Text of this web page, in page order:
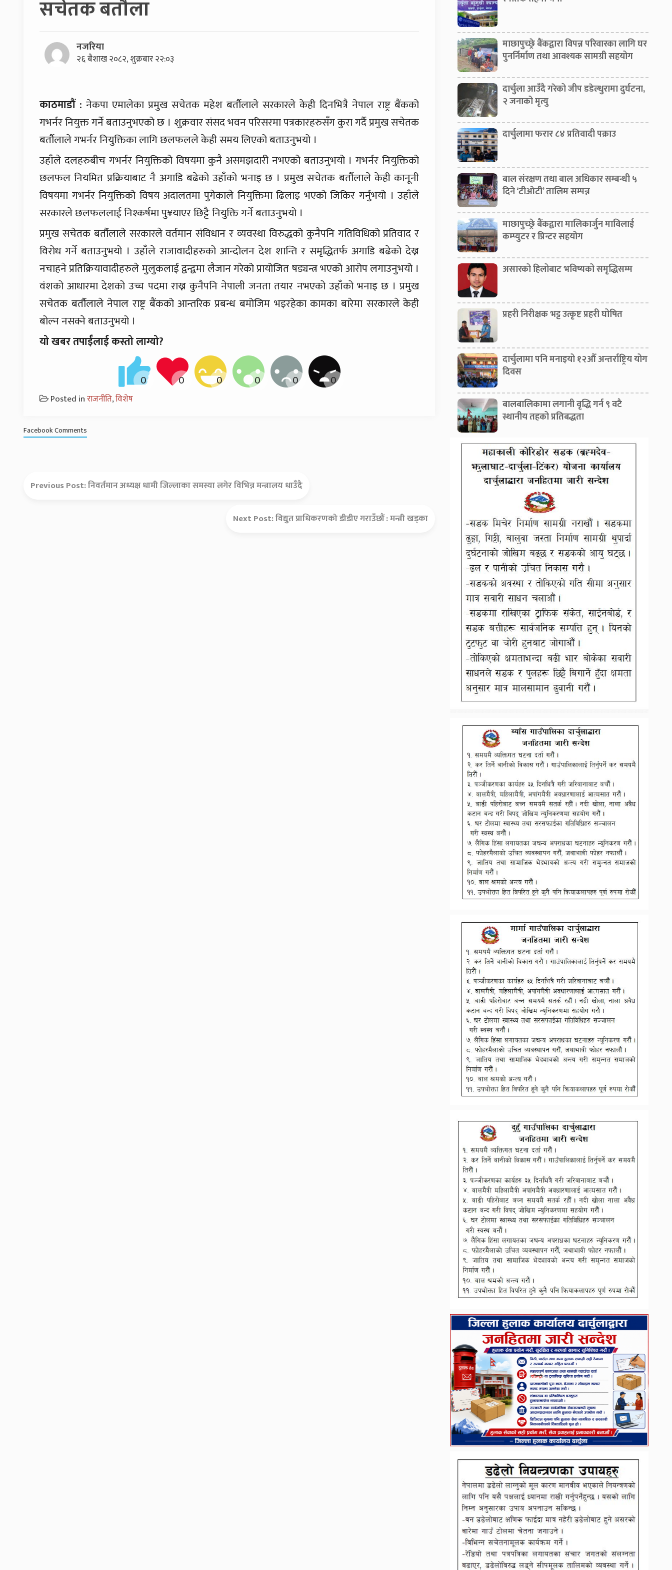
सचेतक बतौला
नजरिया
२६ बैशाख २०८२, शुक्रबार २२:०३
काठमाडौं : नेकपा एमालेका प्रमुख सचेतक महेश बर्तौलाले सरकारले केही दिनभित्रै नेपाल राष्ट्र बैंकको
गभर्नर नियुक्त गर्ने बताउनुभएको छ । शुक्रवार संसद भवन परिसरमा पत्रकारहरुसँग कुरा गर्दै प्रमुख सचेतक
बर्तौलाले गभर्नर नियुक्तिका लागि छलफलले केही समय लिएको बताउनुभयो ।
उहाँले दलहरुबीच गभर्नर नियुक्तिको विषयमा कुनै असमझदारी नभएको बताउनुभयो । गभर्नर नियुक्तिको
छलफल नियमित प्रक्रियाबाट नै अगाडि बढेको उहाँको भनाइ छ । प्रमुख सचेतक बर्तौलाले केही कानूनी
विषयमा गभर्नर नियुक्तिको विषय अदालतमा पुगेकाले नियुक्तिमा ढिलाइ भएको जिकिर गर्नुभयो । उहाँले
सरकारले छलफललाई निश्कर्षमा पु¥याएर छिट्टै नियुक्ति गर्ने बताउनुभयो ।
प्रमुख सचेतक बर्तौलाले सरकारले वर्तमान संविधान र व्यवस्था विरुद्धको कुनैपनि गतिविधिको प्रतिवाद र
विरोध गर्ने बताउनुभयो । उहाँले राजावादीहरुको आन्दोलन देश शान्ति र समृद्धितर्फ अगाडि बढेको देख्न
नचाहने प्रतिक्रियावादीहरुले मुलुकलाई द्वन्द्वमा लैजान गरेको प्रायोजित षड्यन्त्र भएको आरोप लगाउनुभयो ।
वंशको आधारमा देशको उच्च पदमा राख्न कुनैपनि नेपाली जनता तयार नभएको उहाँको भनाइ छ । प्रमुख
सचेतक बर्तौलाले नेपाल राष्ट्र बैंकको आन्तरिक प्रबन्ध बमोजिम भइरहेका कामका बारेमा सरकारले केही
बोल्न नसक्ने बताउनुभयो ।
यो खबर तपाईंलाई कस्तो लाग्यो?
Posted inराजनीति,विशेष
Facebook Comments
Previous Post:निवर्तमान अध्यक्ष धामी जिल्लाका समस्या लगेर विभिन्न मन्त्रालय धाउँदै
Next Post:विद्युत प्राधिकरणको डीडीए गराउँछौं : मन्त्री खड्का
माछापुच्छ्रे बैंकद्वारा विपन्न परिवारका लागि घर
पुनर्निर्माण तथा आवश्यक सामग्री सहयोग
दार्चुला आउँदै गरेको जीप डडेल्धुरामा दुर्घटना,
२ जनाको मृत्यु
दार्चुलामा फरार ८४ प्रतिवादी पक्राउ
बाल संरक्षण तथा बाल अधिकार सम्बन्धी ५
दिने ‘टीओटी’ तालिम सम्पन्न
माछापुच्छ्रे बैंकद्वारा मालिकार्जुन माविलाई
कम्प्युटर र प्रिन्टर सहयोग
असारको हिलोबाट भविष्यको समृद्धिसम्म
प्रहरी निरीक्षक भट्ट उत्कृष्ट प्रहरी घोषित
दार्चुलामा पनि मनाइयो १२औँ अन्तर्राष्ट्रिय योग
दिवस
बालबालिकामा लगानी वृद्धि गर्न ९ वटै
स्थानीय तहको प्रतिबद्धता